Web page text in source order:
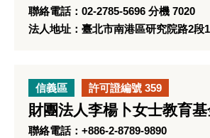
聯絡電話：02-2785-5696 分機 7020
法人地址：臺北市南港區研究院路2段
信義區 許可證編號 359
財團法人李楊卜女士教育
聯絡電話：+886-2-8789-9890